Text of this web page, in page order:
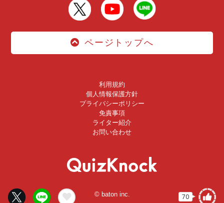
70
ページトップへ
利用規約
個人情報保護方針
プライバシーポリシー
免責事項
ライター紹介
お問い合わせ
© baton inc.